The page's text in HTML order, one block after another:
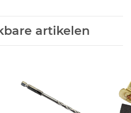
artikelen